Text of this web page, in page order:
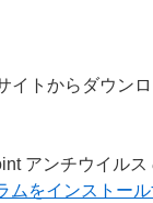
イトからダウン
アンチウイル
ムをインストー